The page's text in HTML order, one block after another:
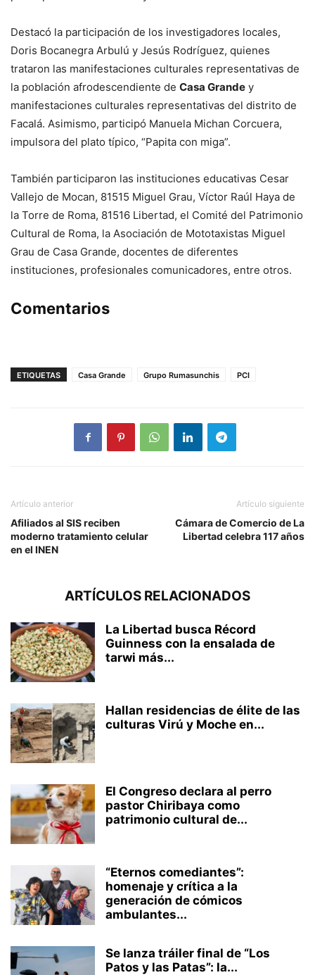
Destacó la participación de los investigadores locales,
Doris Bocanegra Arbulú y Jesús Rodríguez, quienes
trataron las manifestaciones culturales representativas de
la población afrodescendiente de Casa Grande y
manifestaciones culturales representativas del distrito de
Facalá. Asimismo, participó Manuela Michan Corcuera,
impulsora del plato típico, “Papita con miga”.
También participaron las instituciones educativas Cesar
Vallejo de Mocan, 81515 Miguel Grau, Víctor Raúl Haya de
la Torre de Roma, 81516 Libertad, el Comité del Patrimonio
Cultural de Roma, la Asociación de Mototaxistas Miguel
Grau de Casa Grande, docentes de diferentes
instituciones, profesionales comunicadores, entre otros.
Comentarios
ETIQUETAS Casa Grande Grupo Rumasunchis PCI
Artículo anterior
Afiliados al SIS reciben
moderno tratamiento celular
en el INEN
Artículo siguiente
Cámara de Comercio de La
Libertad celebra 117 años
ARTÍCULOS RELACIONADOS
La Libertad busca Récord
Guinness con la ensalada de
tarwi más...
Hallan residencias de élite de las
culturas Virú y Moche en...
El Congreso declara al perro
pastor Chiribaya como
patrimonio cultural de...
“Eternos comediantes”:
homenaje y crítica a la
generación de cómicos
ambulantes...
Se lanza tráiler final de “Los
Patos y las Patas”: la...